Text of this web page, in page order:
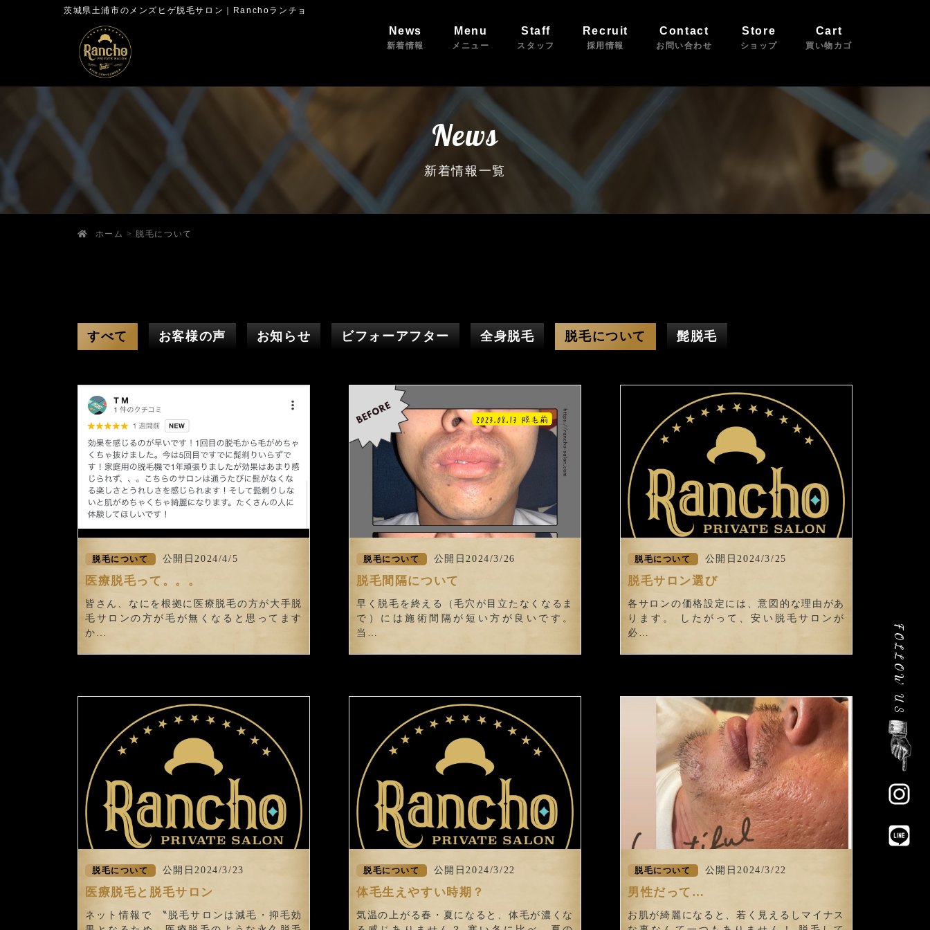
茨城県土浦市のメンズヒゲ脱毛サロン｜Ranchoランチョ
News
新着情報
Menu
メニュー
Staff
スタッフ
Recruit
採用情報
Contact
お問い合わせ
Store
ショップ
Cart
買い物カゴ
News
新着情報一覧
ホーム > 脱毛について
すべて お客様の声 お知らせ ビフォーアフター 全身脱毛 脱毛について 髭脱毛
脱毛について 公開日2024/4/5
医療脱毛って。。。
皆さん、なにを根拠に医療脱毛の方が大手脱
毛サロンの方が毛が無くなると思ってます
か…
脱毛について 公開日2024/3/26
脱毛間隔について
早く脱毛を終える（毛穴が目立たなくなるま
で）には施術間隔が短い方が良いです。
当…
脱毛について 公開日2024/3/25
脱毛サロン選び
各サロンの価格設定には、意図的な理由があ
ります。 したがって、安い脱毛サロンが
必…
脱毛について 公開日2024/3/23
医療脱毛と脱毛サロン
ネット情報で 〝脱毛サロンは減毛・抑毛効
脱毛について 公開日2024/3/22
体毛生えやすい時期？
気温の上がる春・夏になると、体毛が濃くな
脱毛について 公開日2024/3/22
男性だって…
お肌が綺麗になると、若く見えるしマイナス
FOLLOW US